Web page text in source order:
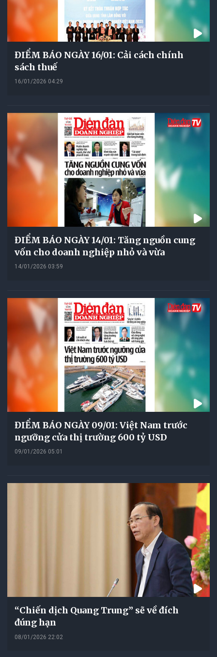
ĐIỂM BÁO NGÀY 16/01: Cải cách chính
sách thuế
16/01/2026 04:29
ĐIỂM BÁO NGÀY 14/01: Tăng nguồn cung
vốn cho doanh nghiệp nhỏ và vừa
14/01/2026 03:59
ĐIỂM BÁO NGÀY 09/01: Việt Nam trước
ngưỡng cửa thị trường 600 tỷ USD
09/01/2026 05:01
“Chiến dịch Quang Trung” sẽ về đích
đúng hạn
08/01/2026 22:02